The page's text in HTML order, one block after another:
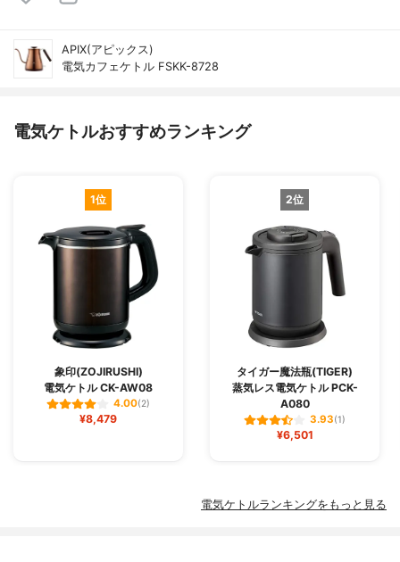
APIX(アピックス)
電気カフェケトル FSKK-8728
電気ケトルおすすめランキング
1位
象印(ZOJIRUSHI)
電気ケトル CK-AW08
4.00(2)
¥8,479
2位
タイガー魔法瓶(TIGER)
蒸気レス電気ケトル PCK-
A080
3.93(1)
¥6,501
電気ケトルランキングをもっと見る